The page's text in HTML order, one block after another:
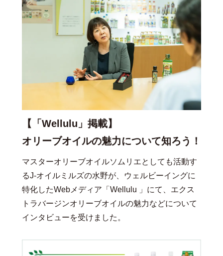
【「Wellulu」掲載】
オリーブオイルの魅力について知ろう！
マスターオリーブオイルソムリエとしても活動す
るJ-オイルミルズの水野が、ウェルビーイングに
特化したWebメディア「Wellulu 」にて、エクス
トラバージンオリーブオイルの魅力などについて
インタビューを受けました。